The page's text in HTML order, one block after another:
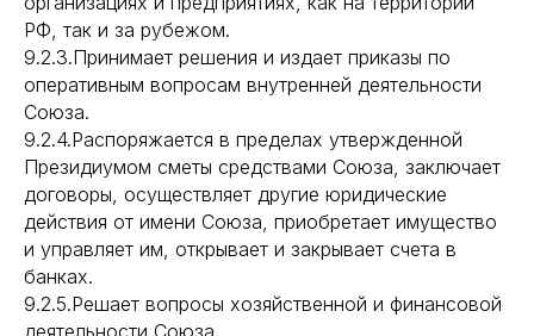
РФ, так и за рубежом.
9.2.3.Принимает решения и издает приказы по
оперативным вопросам внутренней деятельности
Союза.
9.2.4.Распоряжается в пределах утвержденной
Президиумом сметы средствами Союза, заключает
договоры, осуществляет другие юридические
действия от имени Союза, приобретает имущество
и управляет им, открывает и закрывает счета в
банках.
9.2.5.Решает вопросы хозяйственной и финансовой
деятельности Союза.